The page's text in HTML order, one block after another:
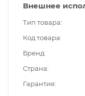
Внешнее
Тип товара
Код товара
Бренд
Страна
Гарантия